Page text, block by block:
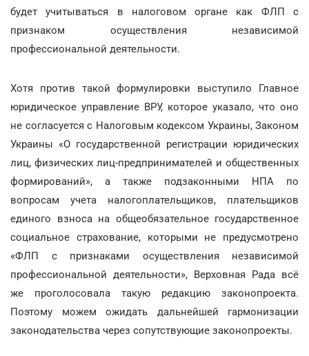
будет учитываться в налоговом органе как ФЛП с
признаком осуществления независимой
профессиональной деятельности.
Хотя против такой формулировки выступило Главное
юридическое управление ВРУ, которое указало, что оно
не согласуется с Налоговым кодексом Украины, Законом
Украины «О государственной регистрации юридических
лиц, физических лиц-предпринимателей и общественных
формирований», а также подзаконными НПА по
вопросам учета налогоплательщиков, плательщиков
единого взноса на общеобязательное государственное
социальное страхование, которыми не предусмотрено
«ФЛП с признаками осуществления независимой
профессиональной деятельности», Верховная Рада всё
же проголосовала такую редакцию законопроекта.
Поэтому можем ожидать дальнейшей гармонизации
законодательства через сопутствующие законопроекты.